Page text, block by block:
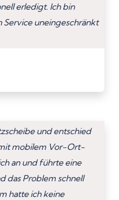
erledigt. Ich bin
uneingeschränkt
und entschied
mobilem Vor-Ort-
an und führte eine
das Problem schnell
hatte ich keine